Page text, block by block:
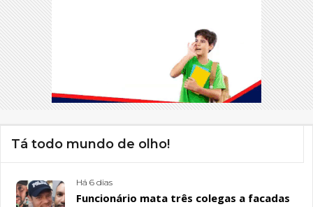
Tá todo mundo de olho!
Há 6 dias
Funcionário mata três colegas a facadas